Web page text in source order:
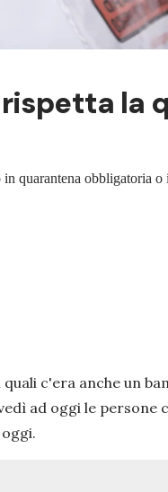
la
quarantena obbligatoria
c'era anche un
ad oggi le